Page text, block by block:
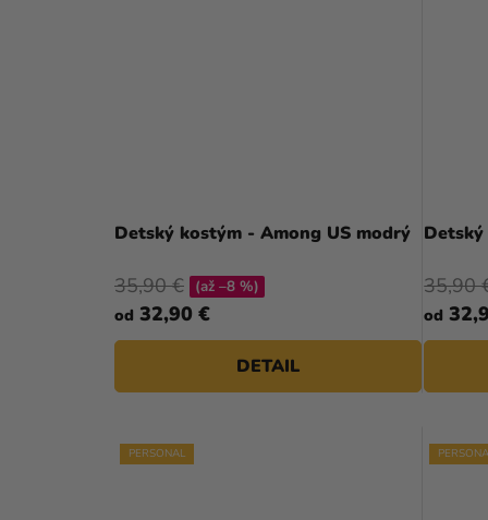
Detský kostým - Among US modrý
od 32,90 €
35,90 € (až –8 %)
DETAIL
od
35,90
PERSONAL